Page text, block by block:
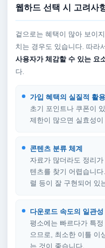
웹하드 선택 시 고려사
겉으로는 혜택이 많아 보이
치는 경우도 있습니다. 따라
사용자가 체감할 수 있는 요
다.
가입 혜택의 실질적 활
초기 포인트나 쿠폰이
제한이 많으면 실효성
콘텐츠 분류 체계
자료가 많더라도 정리
텐츠를 찾기 어렵습니
렬 등이 잘 구현되어 있
다운로드 속도의 일관성
평소에는 빠르다가 특
으므로, 최소한 이틀 이
는 것이 좋습니다.